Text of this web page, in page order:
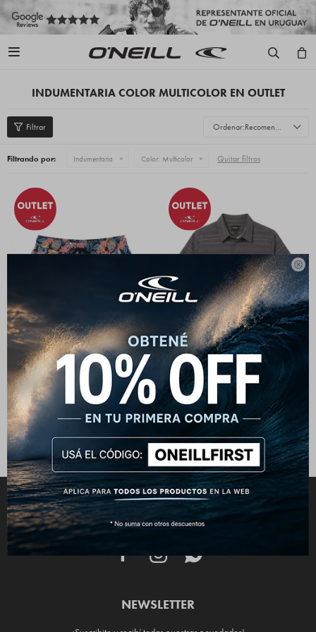


INDUMENTARIA COLOR MULTICOLOR EN OUTLET
Recomendados
Filtrando por: Indumentaria Color: Multicolor Quitar filtros
Short O'Neill Bender Floral Camisa O'Neill TRVLR Stripe
2.190
CONECTATE
  
NEWSLETTER